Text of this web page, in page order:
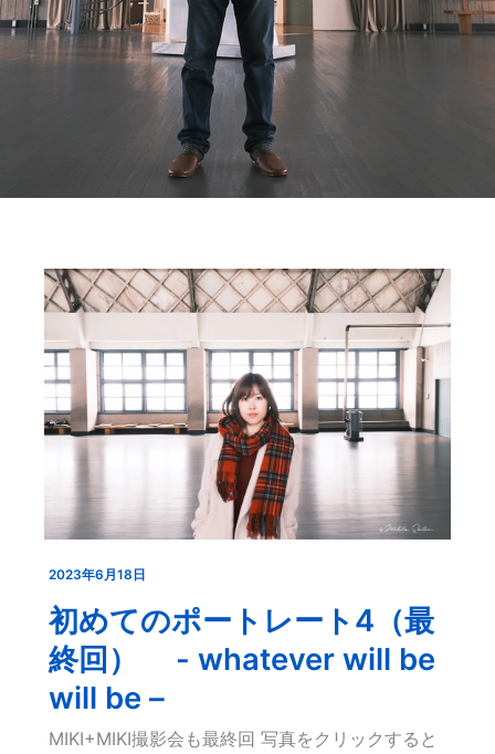
2023年6月18日
初めてのポートレート4（最
終回） - whatever will be
will be –
MIKI+MIKI撮影会も最終回 写真をクリックすると
初
め
て
の
ポ
ー